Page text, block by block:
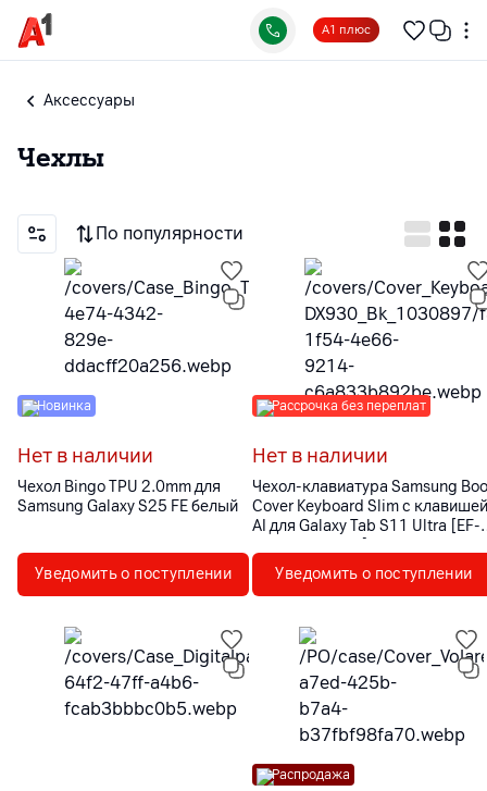
А1 плюс
Аксессуары
Чехлы
По популярности
Новинка
Нет в наличии
Чехол Bingo TPU 2.0mm для
Samsung Galaxy S25 FE белый
Уведомить о поступлении
Рассрочка без переплат
Нет в наличии
Чехол-клавиатура Samsung
Cover Keyboard Slim с клавишей
AI для Galaxy Tab S11 Ultra [EF-
Уведомить о поступлении
Распродажа